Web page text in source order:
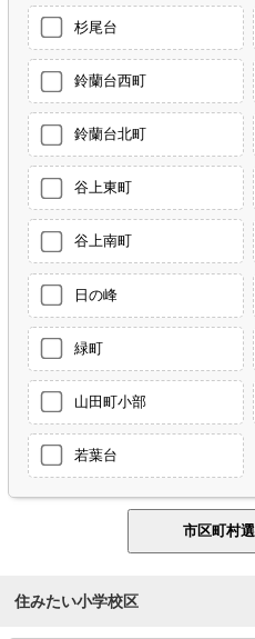
杉尾台
鈴蘭台西町
鈴蘭台北町
谷上東町
谷上南町
日の峰
緑町
山田町小部
若葉台
住みたい小学校区